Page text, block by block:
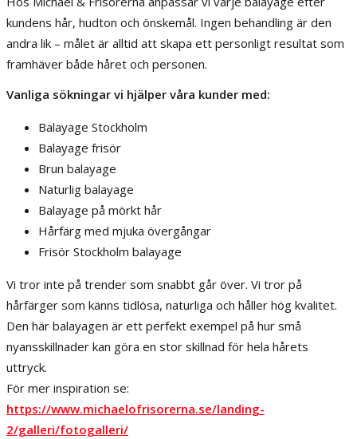
kundens hår, hudton och önskemål. Ingen behandling är den
andra lik – målet är alltid att skapa ett personligt resultat som
framhäver både håret och personen.
Vanliga sökningar vi hjälper våra kunder med:
Balayage Stockholm
Balayage frisör
Brun balayage
Naturlig balayage
Balayage på mörkt hår
Hårfärg med mjuka övergångar
Frisör Stockholm balayage
Vi tror inte på trender som snabbt går över. Vi tror på
hårfärger som känns tidlösa, naturliga och håller hög kvalitet.
Den här balayagen är ett perfekt exempel på hur små
nyansskillnader kan göra en stor skillnad för hela hårets
uttryck.
För mer inspiration se:
https://www.michaelofrisorerna.se/landing-
2/galleri/fotogalleri/